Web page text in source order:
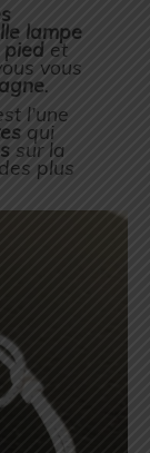
lampe
pied et
vous
.
l’une
qui
sur la
plus